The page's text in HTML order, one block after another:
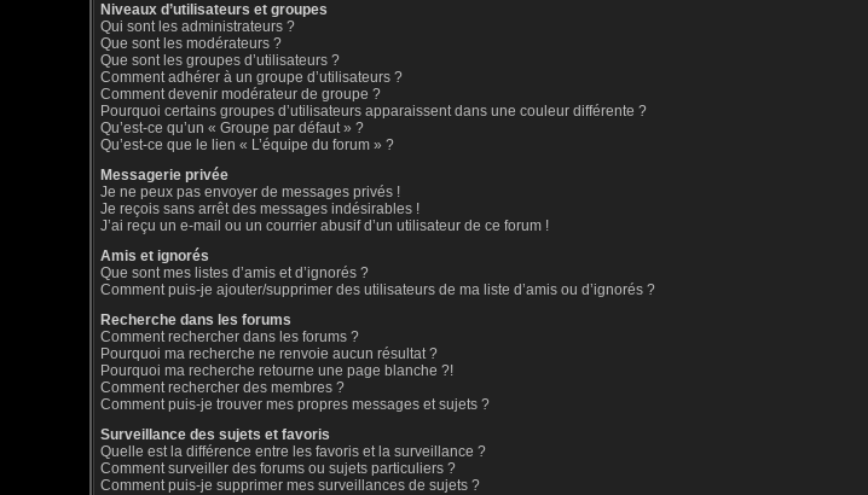
Niveaux d’utilisateurs et groupes
Qui sont les administrateurs ?
Que sont les modérateurs ?
Que sont les groupes d’utilisateurs ?
Comment adhérer à un groupe d’utilisateurs ?
Comment devenir modérateur de groupe ?
Pourquoi certains groupes d’utilisateurs apparaissent dans une couleur différente ?
Qu’est-ce qu’un « Groupe par défaut » ?
Qu’est-ce que le lien « L’équipe du forum » ?
Messagerie privée
Je ne peux pas envoyer de messages privés !
Je reçois sans arrêt des messages indésirables !
J’ai reçu un e-mail ou un courrier abusif d’un utilisateur de ce forum !
Amis et ignorés
Que sont mes listes d’amis et d’ignorés ?
Comment puis-je ajouter/supprimer des utilisateurs de ma liste d’amis ou d’ignorés ?
Recherche dans les forums
Comment rechercher dans les forums ?
Pourquoi ma recherche ne renvoie aucun résultat ?
Pourquoi ma recherche retourne une page blanche ?!
Comment rechercher des membres ?
Comment puis-je trouver mes propres messages et sujets ?
Surveillance des sujets et favoris
Quelle est la différence entre les favoris et la surveillance ?
Comment surveiller des forums ou sujets particuliers ?
Comment puis-je supprimer mes surveillances de sujets ?